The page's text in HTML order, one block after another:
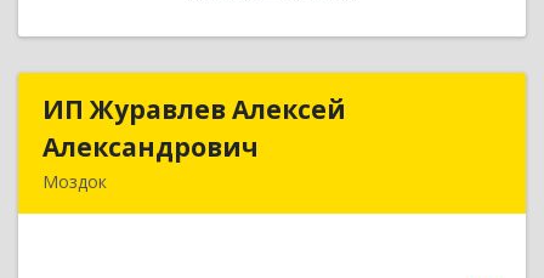
ИП Журавлев Алексей
Александрович
Моздок
ИП Журавлев Алексей